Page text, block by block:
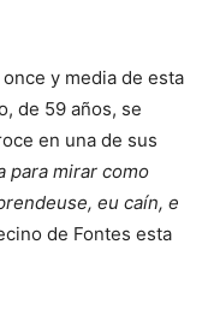
y media de esta
de 59 años, se
en una de sus
para mirar como
eu caín, e
de Fontes esta